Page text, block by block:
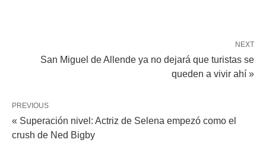
NEXT
San Miguel de Allende ya no dejará que turistas se
queden a vivir ahí »
PREVIOUS
« Superación nivel: Actriz de Selena empezó como el
crush de Ned Bigby